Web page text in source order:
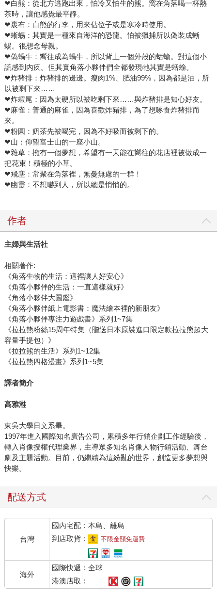
❤白熊：從北方逃跑出來，怕冷又怕生的熊。窩在角落喝一杯熱
茶時，讓他感覺最平靜。
❤裹布：白熊的行李，用來佔位子或是寒冷時使用。
❤蜥蜴：其實是一種來自海洋的恐龍。怕被獵捕所以偽裝成蜥
蜴。很想念母親。
❤偽蝸牛：嚮往成為蝸牛，所以背上一個外殼的蛞蝓。對這個小
謊感到內疚。但其實角落小夥伴們全都發現牠其實是蛞蝓。
❤炸豬排：炸豬排的邊邊。瘦肉1%、肥油99%，因為都是油，所
以被剩下來……
❤炸蝦尾：因為太硬所以被吃剩下來……與炸豬排是知心好友。
❤麻雀：普通的麻雀，因為喜歡炸豬排，為了想啄食炸豬排而
來。
❤粉圓：奶茶先被喝完，因為不好吸而被剩下的。
❤山：仰望富士山的一座小山。
❤雜草：擁有一個夢想，希望有一天能在嚮往的花店裡被做成一
把花束！積極的小草。
❤飛塵：常聚在角落裡，無憂無慮的一群！
❤幽靈：不想嚇到人，所以總是悄悄的。
作者
主婦與生活社
相關著作:
《角落生物的生活：這裡讓人好安心》
《角落小夥伴的生活：一直這樣就好》
《角落小夥伴大圖鑑》
《角落小夥伴紙上電影書：魔法繪本裡的新朋友》
《角落小夥伴專注力遊戲書》系列1~7集
《拉拉熊粉絲15周年特集（贈送日本原裝進口限定款拉拉熊超大
容量手提包）》
《拉拉熊的生活》系列1~12集
《拉拉熊四格漫畫》系列1~5集
譯者簡介
高雅溎
東吳大學日文系畢。
1997年進入國際知名廣告公司，累積多年行銷企劃工作經驗後，
轉入肖像授權代理業界，主導眾多知名肖像人物行銷活動、舞台
劇及主題活動。目前，仍繼續為這紛亂的世界，創造更多夢想與
快樂。
配送方式
台灣
國內宅配：本島、離島
到店取貨：
不限金額免運費
海外
國際快遞：全球
港澳店取：